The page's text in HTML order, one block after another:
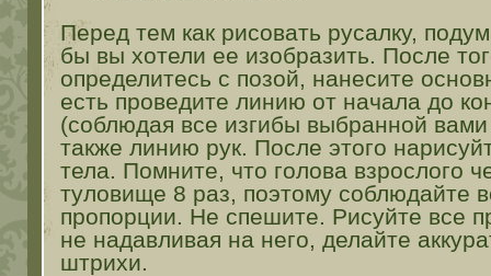
Перед тем как рисовать русалку,
бы вы хотели ее изобразить. После
определитесь с позой, нанесите
есть проведите линию от начала до
(соблюдая все изгибы выбранной
также линию рук. После этого
тела. Помните, что голова взрослого
туловище 8 раз, поэтому соблюдайте
пропорции. Не спешите. Рисуйте все
не надавливая на него, делайте
штрихи.